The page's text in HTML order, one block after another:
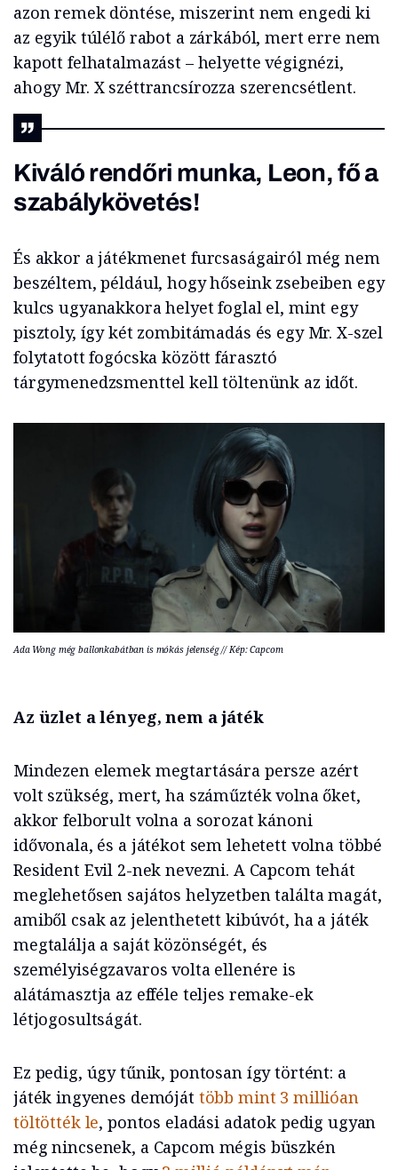
azon remek döntése, miszerint nem engedi ki
az egyik túlélő rabot a zárkából, mert erre nem
kapott felhatalmazást – helyette végignézi,
ahogy Mr. X széttrancsírozza szerencsétlent.
Kiváló rendőri munka, Leon, fő a
szabálykövetés!
És akkor a játékmenet furcsaságairól még nem
beszéltem, például, hogy hőseink zsebeiben egy
kulcs ugyanakkora helyet foglal el, mint egy
pisztoly, így két zombitámadás és egy Mr. X-szel
folytatott fogócska között fárasztó
tárgymenedzsmenttel kell töltenünk az időt.
Ada Wong még ballonkabátban is mókás jelenség // Kép: Capcom
Az üzlet a lényeg, nem a játék
Mindezen elemek megtartására persze azért
volt szükség, mert, ha száműzték volna őket,
akkor felborult volna a sorozat kánoni
idővonala, és a játékot sem lehetett volna többé
Resident Evil 2-nek nevezni. A Capcom tehát
meglehetősen sajátos helyzetben találta magát,
amiből csak az jelenthetett kibúvót, ha a játék
megtalálja a saját közönségét, és
személyiségzavaros volta ellenére is
alátámasztja az efféle teljes remake-ek
létjogosultságát.
Ez pedig, úgy tűnik, pontosan így történt: a
játék ingyenes demóját több mint 3 millióan
töltötték le, pontos eladási adatok pedig ugyan
még nincsenek, a Capcom mégis büszkén